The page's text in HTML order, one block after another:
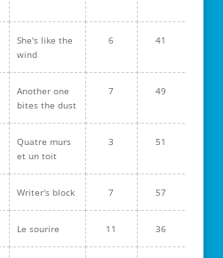
She's like the
wind
6 41
Another one
bites the dust
7 49
Quatre murs
et un toit
3 51
Writer's block 7 57
Le sourire 11 36